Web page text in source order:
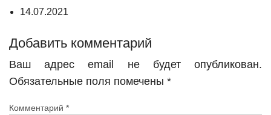
14.07.2021
Добавить комментарий
Ваш адрес email не будет опубликован.
Обязательные поля помечены *
Комментарий *